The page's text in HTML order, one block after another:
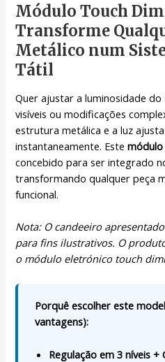
Módulo Touch
Transforme
Metálico num
Tátil
Quer ajustar a luminosidade
visíveis ou modificações
estrutura metálica e a luz
instantaneamente. Este
concebido para ser integrado
transformando qualquer peça
funcional.
Nota: O candeeiro
para fins ilustrativos. O
o módulo eletrónico touch
Porquê escolher este
vantagens):
Regulação em 3 níveis +